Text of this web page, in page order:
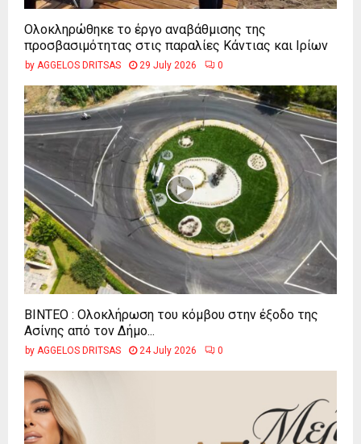
Ολοκληρώθηκε το έργο αναβάθμισης της
προσβασιμότητας στις παραλίες Κάντιας και Ιρίων
by AGGELOS DRITSAS 29 July 2026 0
ΒΙΝΤΕΟ : Ολοκλήρωση του κόμβου στην έξοδο της
Ασίνης από τον Δήμο...
by AGGELOS DRITSAS 24 July 2026 0